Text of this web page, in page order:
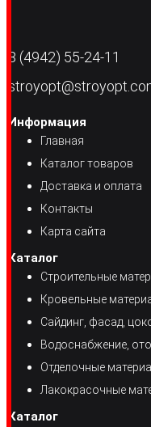
8 (4942) 55-24-11
Информация
Главная
Каталог товаров
Доставка и оплата
Контакты
Карта сайта
Каталог
Строительные
Кровельные
Сайдинг, фасад,
Водоснабжение,
Отделочные
Лакокрасочные
Каталог